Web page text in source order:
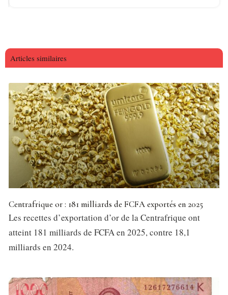
Articles similaires
Centrafrique or : 181 milliards de FCFA exportés en 2025
Les recettes d’exportation d’or de la Centrafrique ont
atteint 181 milliards de FCFA en 2025, contre 18,1
milliards en 2024.